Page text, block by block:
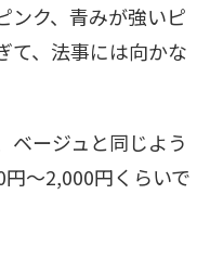
ンク、青みが強いピ
て、法事には向かな
ベージュと同じよう
～2,000円くらいで